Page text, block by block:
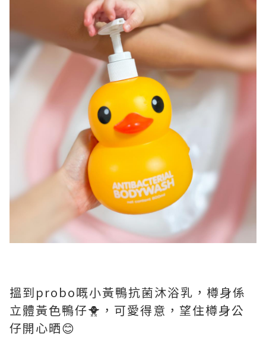
搵到probo嘅小黃鴨抗菌沐浴乳，樽身係
立體黃色鴨仔🐥，可愛得意，望住樽身公
仔開心晒😊